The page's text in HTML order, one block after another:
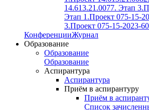
14.613.21.0077. Этап 3.
Этап 1.Проект 075-15-
3.Проект 075-15-2023-
КонференцииЖурнал
Образование
Образование
Образование
Аспирантура
Аспирантура
Приём в аспирантуру
Приём в
Список